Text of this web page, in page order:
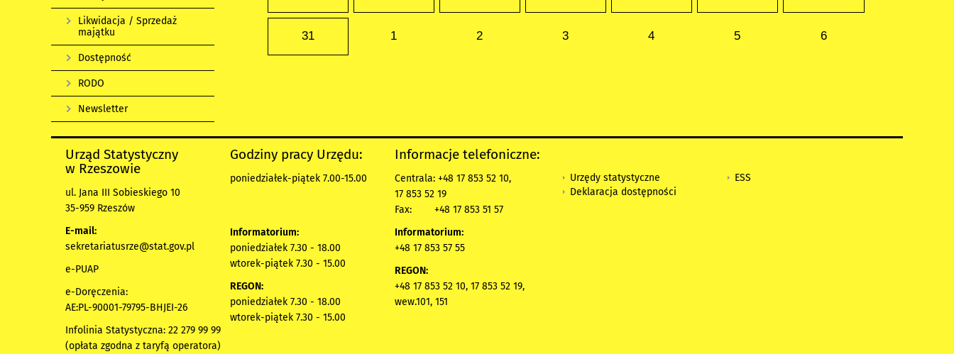
31 1 2 3 4 5 6
Likwidacja / Sprzedaż
majątku
Dostępność
RODO
Newsletter
Urząd Statystyczny
w Rzeszowie
ul. Jana III Sobieskiego 10
35-959 Rzeszów
E-mail:
sekretariatusrze@stat.gov.pl
e-PUAP
e-Doręczenia:
AE:PL-90001-79795-BHJEI-26
Infolinia Statystyczna: 22 279 99 99
(opłata zgodna z taryfą operatora)
Godziny pracy Urzędu:
poniedziałek-piątek 7.00-15.00
Informatorium:
poniedziałek 7.30 - 18.00
wtorek-piątek 7.30 - 15.00
REGON:
poniedziałek 7.30 - 18.00
wtorek-piątek 7.30 - 15.00
Informacje telefoniczne:
Centrala: +48 17 853 52 10,
17 853 52 19
Fax:
+48 17 853 51 57
Informatorium:
+48 17 853 57 55
REGON:
+48 17 853 52 10, 17 853 52 19,
wew.101, 151
Urzędy statystyczne
Deklaracja dostępności
ESS